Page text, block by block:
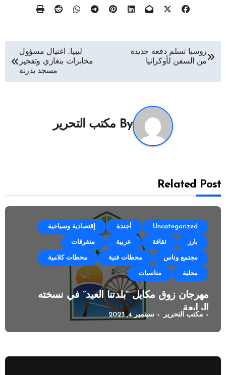
تصفّح
روسيا تسلم دفعة جديدة
من السفن لأوكرانيا
ليبيا.. اغتيال مسؤول
مخابرات بنغازي وتفجير
مسجد بدرنة
By مكتب التحرير
Related Post
Uncategorized أجندة إقتصادية وسياحية
بارز ثقافة عربية متفرقات
مجتمع وناس محطات فنية محطات كلامية
محلية مناسبات
مهرجان زوق مكايل “بلدتنا العيد” في نسخته
الرابعة
مكتب التحرير سبتمبر 4, 2023